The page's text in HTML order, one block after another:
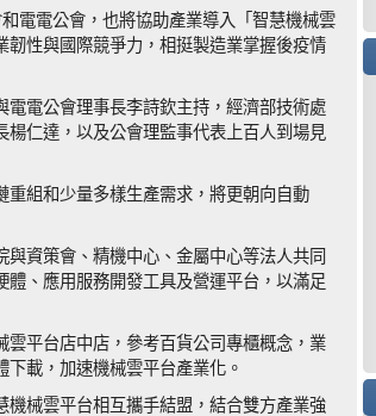
電電公會，也將協助產業導入「智慧機械雲
性與國際競爭力，相挺製造業掌握後疫情
電公會理事長李詩欽主持，經濟部技術處
仁達，以及公會理監事代表上百人到場見
組和少量多樣生產需求，將更朝向自動
資策會、精機中心、金屬中心等法人共同
、應用服務開發工具及營運平台，以滿足
平台店中店，參考百貨公司專櫃概念，業
載，加速機械雲平台產業化。
械雲平台相互攜手結盟，結合雙方產業強